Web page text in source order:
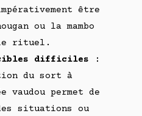
être
ou la mambo
le rituel.
difficiles :
du sort à
vaudou permet de
situations ou